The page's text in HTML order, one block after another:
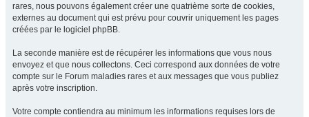
rares, nous pouvons également créer une quatrième sorte de cookies,
externes au document qui est prévu pour couvrir uniquement les pages
créées par le logiciel phpBB.
La seconde manière est de récupérer les informations que vous nous
envoyez et que nous collectons. Ceci correspond aux données de votre
compte sur le Forum maladies rares et aux messages que vous publiez
après votre inscription.
Votre compte contiendra au minimum les informations requises lors de